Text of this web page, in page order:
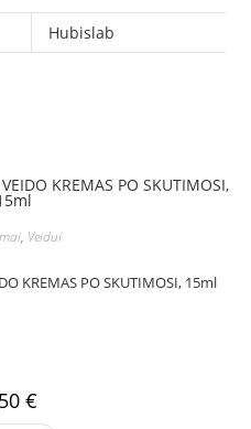
Hubislab
, Veidui
KREMAS PO SKUTIMOSI, 15ml
€